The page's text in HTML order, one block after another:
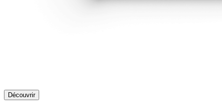
Découvrir